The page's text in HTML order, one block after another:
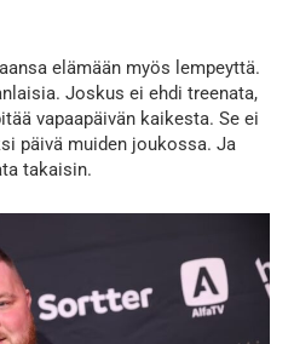
elämään myös lempeyttä.
Joskus ei ehdi treenata,
vapaapäivän kaikesta. Se ei
päivä muiden joukossa. Ja
takaisin.